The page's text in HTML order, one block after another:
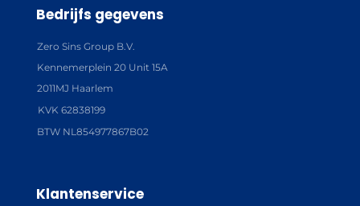
Bedrijfs gegevens
Zero Sins Group B.V.
Kennemerplein 20 Unit 15A
2011MJ Haarlem
KVK 62838199
BTW NL854977867B02
Klantenservice